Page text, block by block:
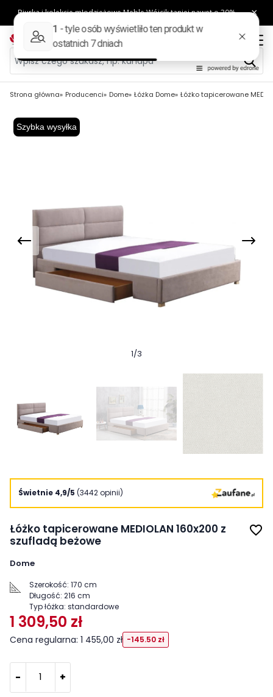
Strona główna Producenci Dome Łóżka Dome Łóżko tapicerowane
Szybka wysyłka
1/3
Świetnie 4,9/5 (3442 opinii)
Łóżko tapicerowane MEDIOLAN 160x200 z
szufladą beżowe
favorite_border
Dome
Szerokość: 170 cm
Długość: 216 cm
Typ łóżka: standardowe
1 309,50 zł
Cena regularna: 1 455,00 zł -145.50 zł
- +